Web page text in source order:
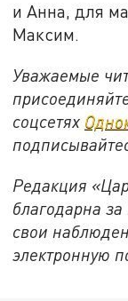
и Анна, для
Максим.
Уважаемые
соцсетях
Редакция
благодарна
свои
электронную